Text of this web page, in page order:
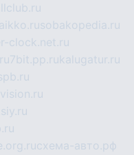
sobakopedia.ru
clock.net.ru
7bit.pp.rukalugatur.ru
схема-авто.рф